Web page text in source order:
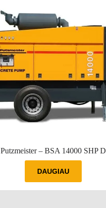
Putzmeister – BSA 14000 SHP D
DAUGIAU